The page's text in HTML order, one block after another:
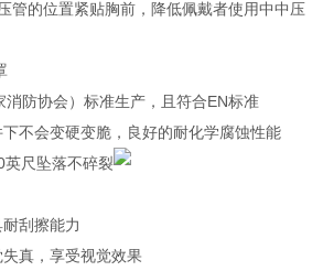
管的位置紧贴胸前，降低佩戴者使用中中压
消防协会）标准生产，且符合EN标准
不会变硬变脆，良好的耐化学腐蚀性能
英尺坠落不碎裂
刮擦能力
真，享受视觉效果